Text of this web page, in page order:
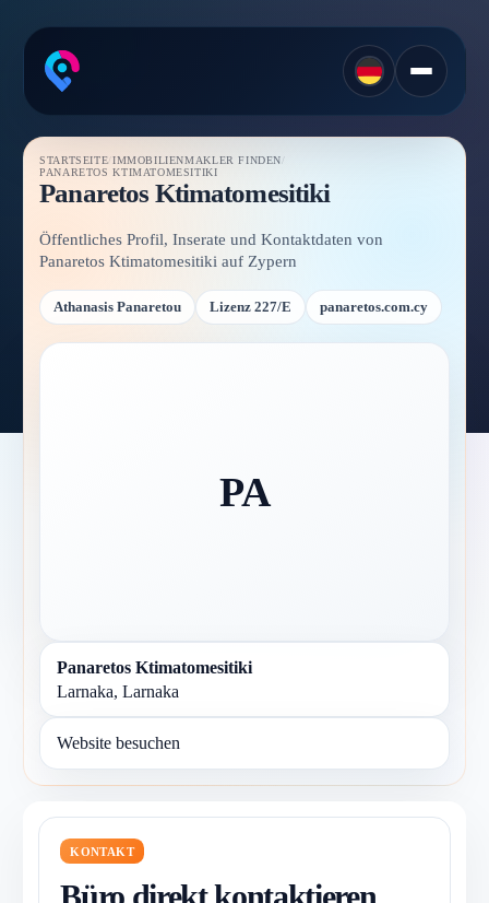
STARTSEITE/IMMOBILIENMAKLER FINDEN /
PANARETOS KTIMATOMESITIKI
Panaretos Ktimatomesitiki
Öffentliches Profil, Inserate und Kontaktdaten von
Panaretos Ktimatomesitiki auf Zypern
Athanasis Panaretou Lizenz 227/E panaretos.com.cy
PA
Panaretos Ktimatomesitiki
Larnaka, Larnaka
Website besuchen
KONTAKT